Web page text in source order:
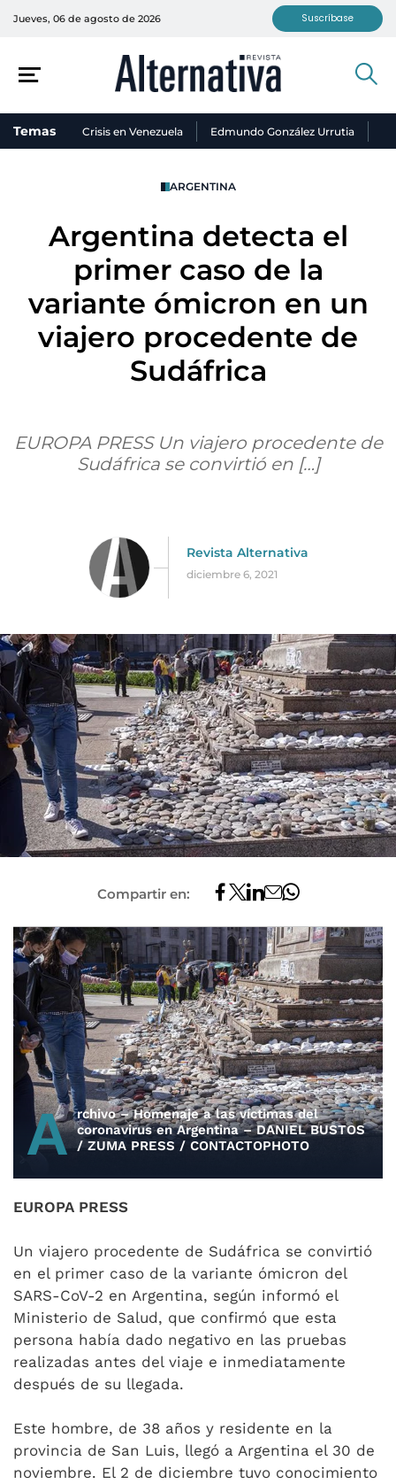
Jueves, 06 de agosto de 2026 Suscríbase
Temas Crisis en Venezuela Edmundo González Urrutia
ARGENTINA
Argentina detecta el
primer caso de la
variante ómicron en un
viajero procedente de
Sudáfrica
EUROPA PRESS Un viajero procedente de
Sudáfrica se convirtió en […]
Revista Alternativa
diciembre 6, 2021
Compartir en:
A rchivo – Homenaje a las víctimas del
coronavirus en Argentina – DANIEL BUSTOS
/ ZUMA PRESS / CONTACTOPHOTO
EUROPA PRESS
Un viajero procedente de Sudáfrica se convirtió
en el primer caso de la variante ómicron del
SARS-CoV-2 en Argentina, según informó el
Ministerio de Salud, que confirmó que esta
persona había dado negativo en las pruebas
realizadas antes del viaje e inmediatamente
después de su llegada.
Este hombre, de 38 años y residente en la
provincia de San Luis, llegó a Argentina el 30 de
noviembre. El 2 de diciembre tuvo conocimiento